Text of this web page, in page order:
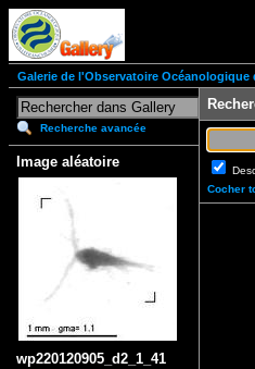
Galerie de l'Observatoire Océanologique
Recherche avancée
Image aléatoire
wp220120905_d2_1_41
Cocher